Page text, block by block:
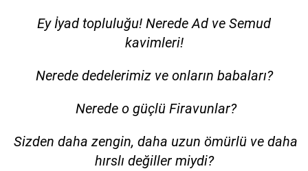
Ey İyad topluluğu! Nerede Ad ve Semud
kavimleri!
Nerede dedelerimiz ve onların babaları?
Nerede o güçlü Firavunlar?
Sizden daha zengin, daha uzun ömürlü ve daha
hırslı değiller miydi?